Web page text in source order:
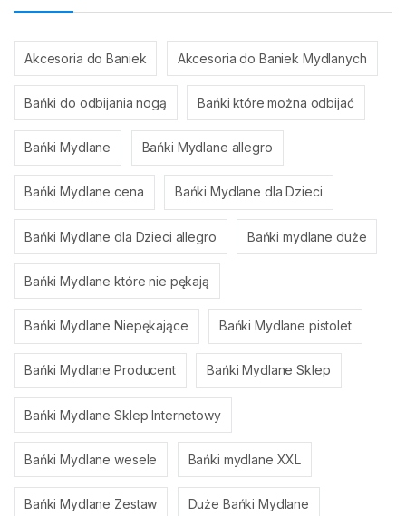
Akcesoria do Baniek Akcesoria do Baniek Mydlanych
Bańki do odbijania nogą Bańki które można odbijać
Bańki Mydlane Bańki Mydlane allegro
Bańki Mydlane cena Bańki Mydlane dla Dzieci
Bańki Mydlane dla Dzieci allegro Bańki mydlane duże
Bańki Mydlane które nie pękają
Bańki Mydlane Niepękające Bańki Mydlane pistolet
Bańki Mydlane Producent Bańki Mydlane Sklep
Bańki Mydlane Sklep Internetowy
Bańki Mydlane wesele Bańki mydlane XXL
Bańki Mydlane Zestaw Duże Bańki Mydlane